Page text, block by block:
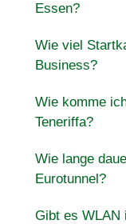
Essen?
Wie viel
Business?
Wie komme
Teneriffa?
Wie lange
Eurotunnel?
Gibt es WLAN